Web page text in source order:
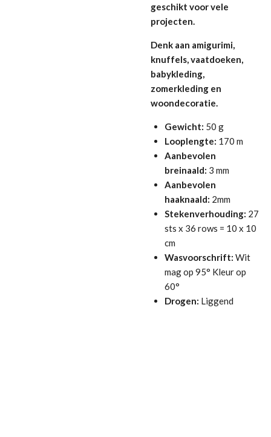
geschikt voor vele
projecten.
Denk aan amigurimi,
knuffels, vaatdoeken,
babykleding,
zomerkleding en
woondecoratie.
Gewicht: 50 g
Looplengte: 170 m
Aanbevolen
breinaald: 3 mm
Aanbevolen
haaknaald: 2mm
Stekenverhouding: 27
sts x 36 rows = 10 x 10
cm
Wasvoorschrift: Wit
mag op 95° Kleur op
60°
Drogen: Liggend